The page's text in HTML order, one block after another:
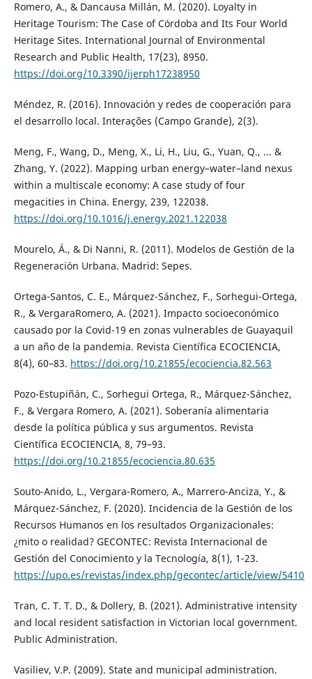
Romero, A., & Dancausa Millán, M. (2020). Loyalty in
Heritage Tourism: The Case of Córdoba and Its Four World
Heritage Sites. International Journal of Environmental
Research and Public Health, 17(23), 8950.
https://doi.org/10.3390/ijerph17238950
Méndez, R. (2016). Innovación y redes de cooperación para
el desarrollo local. Interações (Campo Grande), 2(3).
Meng, F., Wang, D., Meng, X., Li, H., Liu, G., Yuan, Q., ... &
Zhang, Y. (2022). Mapping urban energy–water–land nexus
within a multiscale economy: A case study of four
megacities in China. Energy, 239, 122038.
https://doi.org/10.1016/j.energy.2021.122038
Mourelo, Á., & Di Nanni, R. (2011). Modelos de Gestión de la
Regeneración Urbana. Madrid: Sepes.
Ortega-Santos, C. E., Márquez-Sánchez, F., Sorhegui-Ortega,
R., & VergaraRomero, A. (2021). Impacto socioeconómico
causado por la Covid-19 en zonas vulnerables de Guayaquil
a un año de la pandemia. Revista Científica ECOCIENCIA,
8(4), 60–83. https://doi.org/10.21855/ecociencia.82.563
Pozo-Estupiñán, C., Sorhegui Ortega, R., Márquez-Sánchez,
F., & Vergara Romero, A. (2021). Soberanía alimentaria
desde la política pública y sus argumentos. Revista
Científica ECOCIENCIA, 8, 79–93.
https://doi.org/10.21855/ecociencia.80.635
Souto-Anido, L., Vergara-Romero, A., Marrero-Anciza, Y., &
Márquez-Sánchez, F. (2020). Incidencia de la Gestión de los
Recursos Humanos en los resultados Organizacionales:
¿mito o realidad? GECONTEC: Revista Internacional de
Gestión del Conocimiento y la Tecnología, 8(1), 1-23.
https://upo.es/revistas/index.php/gecontec/article/view/5410
Tran, C. T. T. D., & Dollery, B. (2021). Administrative intensity
and local resident satisfaction in Victorian local government.
Public Administration.
Vasiliev, V.P. (2009). State and municipal administration.